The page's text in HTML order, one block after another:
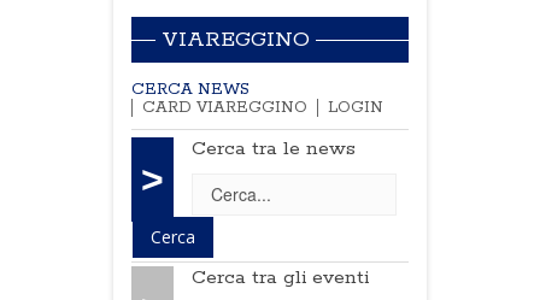
VIAREGGINO
CERCA NEWS
CARD VIAREGGINO
LOGIN
>
Cerca tra le news
Cerca tra gli eventi